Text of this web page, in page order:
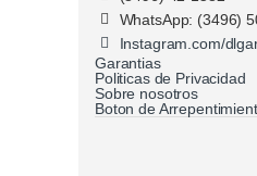
WhatsApp: (3496)
Instagram.com/
Garantias
Politicas de Privacidad
Sobre nosotros
Boton de